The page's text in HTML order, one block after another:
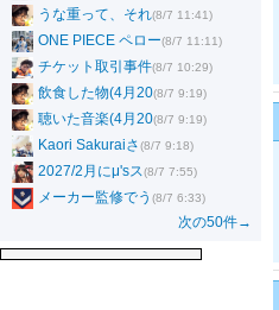
うな重って、それ(8/7 11:41)
ONE PIECE ペロー(8/7 11:11)
チケット取引事件(8/7 10:29)
飲食した物(4月20(8/7 9:19)
聴いた音楽(4月20(8/7 9:19)
Kaori Sakuraiさ(8/7 9:18)
2027/2月にμ'sス(8/7 7:55)
メーカー監修でう (8/7 6:33)
次の50件→